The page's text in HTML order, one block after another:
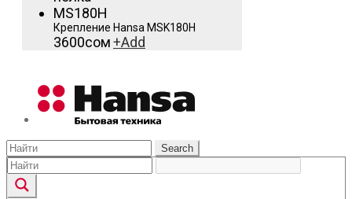
Крепление Hansa MSK180H
3600сом+Add
Search